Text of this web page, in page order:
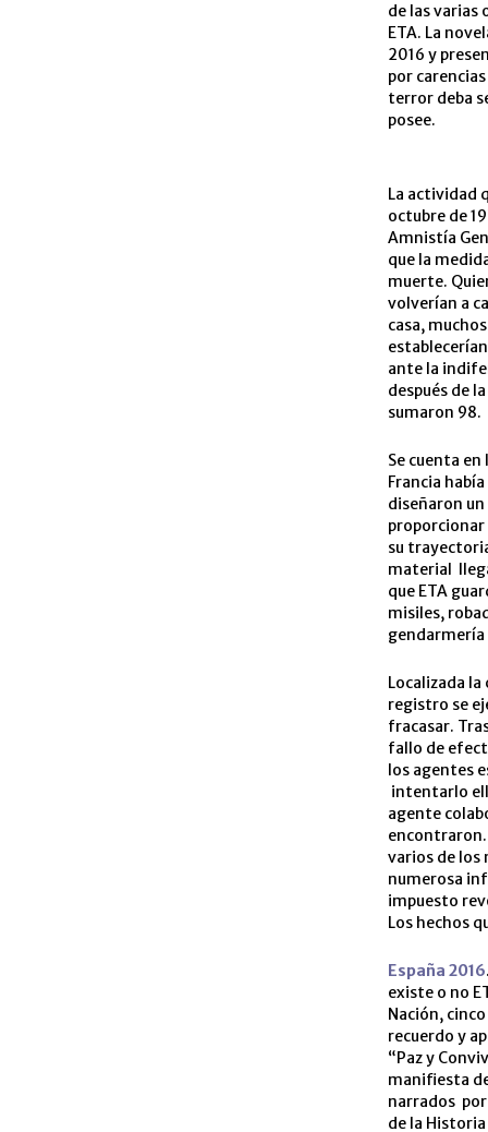
de las varias
ETA. La
2016 y
por
terror deba
posee.
La actividad
octubre de
Amnistía
que la
muerte.
volverían a
casa,
ante la
después de
sumaron 98.
Se cuenta
Francia
diseñaron
proporcionar
su
material
que ETA
misiles,
Localizada
registro se
fracasar.
fallo de
los agentes
intentarlo
agente
varios de los
numerosa
impuesto
Los hechos
España 2016
existe o no
Nación,
recuerdo y
“Paz y
manifiesta
narrados por
de la